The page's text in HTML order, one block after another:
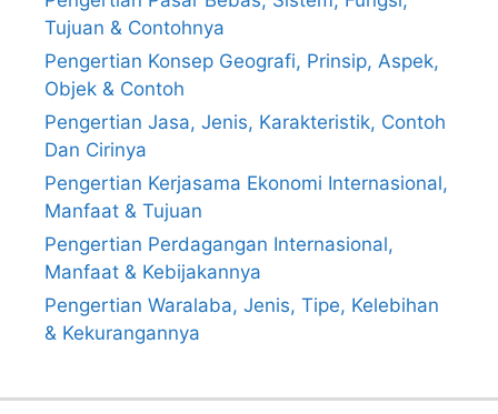
Tujuan & Contohnya
Pengertian Konsep Geografi, Prinsip, Aspek,
Objek & Contoh
Pengertian Jasa, Jenis, Karakteristik, Contoh
Dan Cirinya
Pengertian Kerjasama Ekonomi Internasional,
Manfaat & Tujuan
Pengertian Perdagangan Internasional,
Manfaat & Kebijakannya
Pengertian Waralaba, Jenis, Tipe, Kelebihan
& Kekurangannya